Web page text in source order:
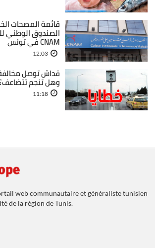
قائمة المصحات
الصندوق الوطني
CNAM في تونس
12:03
قداش توصل
وهل تنجم
11:18
web communautaire et généraliste tunisien
de la région de Tunis.